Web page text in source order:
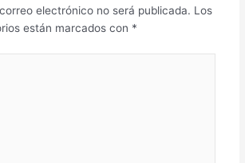
electrónico no será publicada. Los
están marcados con *